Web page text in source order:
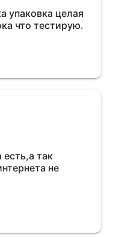
упаковка целая
что тестирую.
так
не